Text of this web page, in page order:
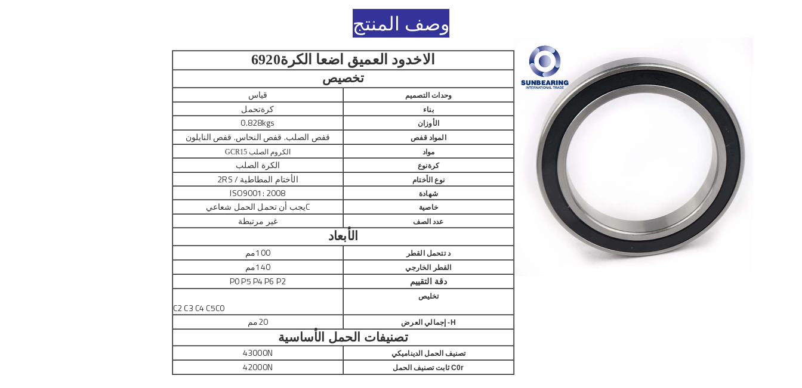
وصف المنتج
الاخدود العميق اضعا الكرة6920
تخصيص
وحدات التصميم قياس
بناء كرةتحمل
الأوزان 0.828kgs
المواد قفص قفص الصلب. قفص النحاس. قفص النايلون
مواد
الكروم الصلب GCR15
كرةنوع الكرة الصلب
نوع الأختام الأختام المطاطية / 2RS
شهادة ISO9001: 2008
خاصية Cيجب أن تحمل الحمل شعاعي
عدد الصف غير مرتبطة
الأبعاد
د تتحمل القطر 100مم
القطر الخارجي 140مم
دقة التقييم P0 P5 P4 P6 P2
تخليص
C2 C3 C4 C5C0
H- إجمالي العرض 20مم
تصنيفات الحمل الأساسية
تصنيف الحمل الديناميكي 43000N
C0r ثابت تصنيف الحمل 42000N